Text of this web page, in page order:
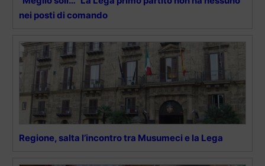
nei posti di comando
Regione, salta l’incontro tra Musumeci e la Lega